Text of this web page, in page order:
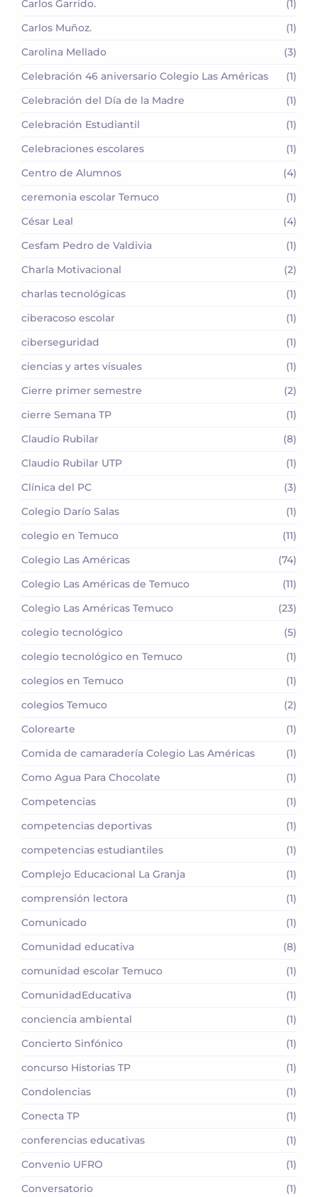
Carlos Garrido.
(1)
Carlos Muñoz.
(1)
Carolina Mellado
(3)
Celebración 46 aniversario Colegio Las Américas
(1)
Celebración del Día de la Madre
(1)
Celebración Estudiantil
(1)
Celebraciones escolares
(1)
Centro de Alumnos
(4)
ceremonia escolar Temuco
(1)
César Leal
(4)
Cesfam Pedro de Valdivia
(1)
Charla Motivacional
(2)
charlas tecnológicas
(1)
ciberacoso escolar
(1)
ciberseguridad
(1)
ciencias y artes visuales
(1)
Cierre primer semestre
(2)
cierre Semana TP
(1)
Claudio Rubilar
(8)
Claudio Rubilar UTP
(1)
Clínica del PC
(3)
Colegio Darío Salas
(1)
colegio en Temuco
(11)
Colegio Las Américas
(74)
Colegio Las Américas de Temuco
(11)
Colegio Las Américas Temuco
(23)
colegio tecnológico
(5)
colegio tecnológico en Temuco
(1)
colegios en Temuco
(1)
colegios Temuco
(2)
Colorearte
(1)
Comida de camaradería Colegio Las Américas
(1)
Como Agua Para Chocolate
(1)
Competencias
(1)
competencias deportivas
(1)
competencias estudiantiles
(1)
Complejo Educacional La Granja
(1)
comprensión lectora
(1)
Comunicado
(1)
Comunidad educativa
(8)
comunidad escolar Temuco
(1)
ComunidadEducativa
(1)
conciencia ambiental
(1)
Concierto Sinfónico
(1)
concurso Historias TP
(1)
Condolencias
(1)
Conecta TP
(1)
conferencias educativas
(1)
Convenio UFRO
(1)
Conversatorio
(1)